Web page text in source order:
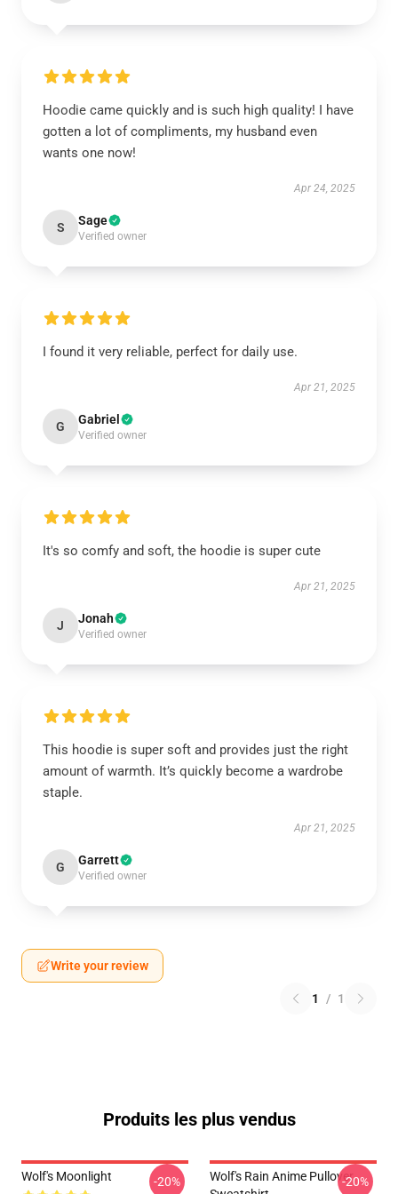
Hoodie came quickly and is such high quality! I have
gotten a lot of compliments, my husband even
wants one now!
Apr 24, 2025
S Sage
Verified owner
I found it very reliable, perfect for daily use.
Apr 21, 2025
G Gabriel
Verified owner
It's so comfy and soft, the hoodie is super cute
Apr 21, 2025
J Jonah
Verified owner
This hoodie is super soft and provides just the right
amount of warmth. It’s quickly become a wardrobe
staple.
Apr 21, 2025
G Garrett
Verified owner
Write your review
1 / 1
Produits les plus vendus
Wolf's Moonlight -20%
Wolf's Rain Anime Pullover-20%